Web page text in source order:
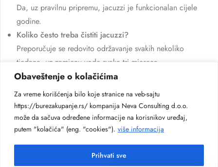
Obaveštenje o kolačićima
Za vreme korišćenja bilo koje stranice na veb-sajtu
https://burezakupanje.rs/ kompanija Neva Consulting d.o.o.
može da sačuva određene informacije na korisnikov uređaj,
putem "kolačića" (eng. "cookies"). više informacija
Prihvati sve
Da, uz pravilnu pripremu, jacuzzi je funkcionalan cijele
godine.
Koliko često treba čistiti jacuzzi?
Preporučuje se redovito održavanje svakih nekoliko
tjedana, uz zamjenu vode svaka tri mjeseca.
Koliko košta vanjski jacuzzi?
Cijene variraju ovisno o veličini, funkcijama i brendu, a
dostupni su modeli za svaki budžet.